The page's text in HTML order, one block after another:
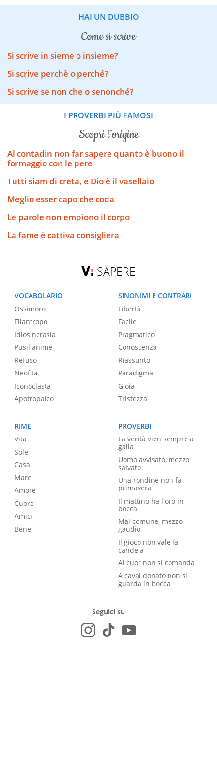
HAI UN DUBBIO
come si scrive
Si scrive in sieme o insieme?
Si scrive perchè o perché?
Si scrive se non che o senonché?
I PROVERBI PIÙ FAMOSI
scopri l’origine
Al contadin non far sapere quanto è buono il
formaggio con le pere
Tutti siam di creta, e Dio è il vasellaio
Meglio esser capo che coda
Le parole non empiono il corpo
La fame è cattiva consigliera
SAPERE
VOCABOLARIO
Ossimoro
Filantropo
Idiosincrasia
Pusillanime
Refuso
Neofita
Iconoclasta
Apotropaico
SINONIMI E CONTRARI
Libertà
Facile
Pragmatico
Conoscenza
Riassunto
Paradigma
Gioia
Tristezza
RIME
Vita
Sole
Casa
Mare
Amore
Cuore
Amici
Bene
PROVERBI
La verità vien sempre a
galla
Uomo avvisato, mezzo
salvato
Una rondine non fa
primavera
Il mattino ha l'oro in
bocca
Mal comune, mezzo
gaudio
Il gioco non vale la
candela
Al cuor non si comanda
A caval donato non si
guarda in bocca
Seguici su